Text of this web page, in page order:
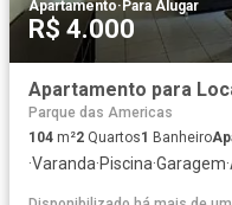
Apartamento· Para Alugar
R$ 4.000
Parque das Americas
104 m²2 Quartos1 Banheiro
·Varanda·Piscina·Garagem·